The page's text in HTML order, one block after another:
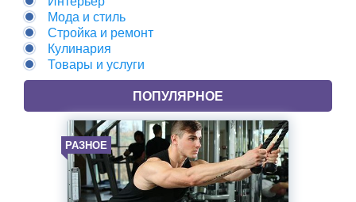
Мода и стиль
Стройка и ремонт
Кулинария
Товары и услуги
ПОПУЛЯРНОЕ
РАЗНОЕ